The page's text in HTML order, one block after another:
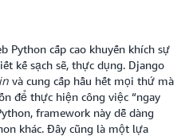
Python cấp cao khuyến khích sự
kế sạch sẽ, thực dụng. Django
và cung cấp hầu hết mọi thứ mà
để thực hiện công việc “ngay
framework này dễ dàng
khác. Đây cũng là một lựa